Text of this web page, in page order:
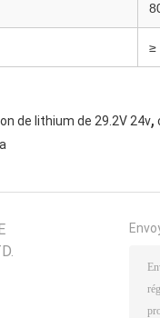
≥
de lithium de 29.2V 24v,